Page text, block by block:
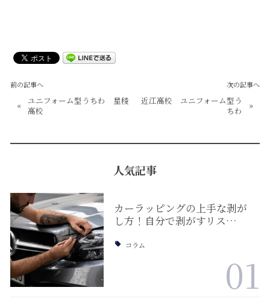
前の記事へ
«
ユニフォーム型うちわ 星稜
高校
次の記事へ
近江高校 ユニフォーム型う
ちわ
»
人気記事
カーラッピングの上手な剥が
し方！自分で剥がすリス…
コラム
01